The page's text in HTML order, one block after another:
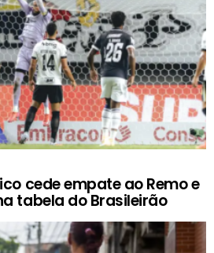
cede empate ao Remo e
tabela do Brasileirão